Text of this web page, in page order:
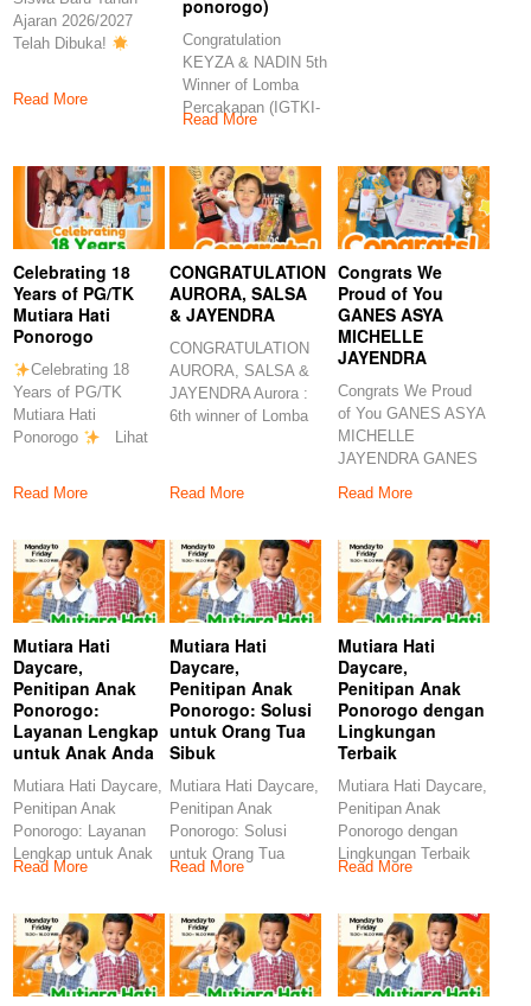
Ajaran 2026/2027
Telah Dibuka!
Read More
ponorogo)
Congratulation
KEYZA & NADIN 5th
Winner of Lomba
Percakapan (IGTKI-
PGRI ponorogo)
Read More
Celebrating 18
Years of PG/TK
Mutiara Hati
Ponorogo
Celebrating 18
Years of PG/TK
Mutiara Hati
Ponorogo
Lihat
Read More
CONGRATULATION
AURORA, SALSA
& JAYENDRA
CONGRATULATION
AURORA, SALSA &
JAYENDRA Aurora :
6th winner of Lomba
Read More
Congrats We
Proud of You
GANES ASYA
MICHELLE
JAYENDRA
Congrats We Proud
of You GANES ASYA
MICHELLE
JAYENDRA GANES
Read More
Mutiara Hati
Daycare,
Penitipan Anak
Ponorogo:
Layanan Lengkap
untuk Anak Anda
Mutiara Hati Daycare,
Penitipan Anak
Ponorogo: Layanan
Lengkap untuk Anak
Anda Pendahuluan
Read More
Mutiara Hati
Daycare,
Penitipan Anak
Ponorogo: Solusi
untuk Orang Tua
Sibuk
Mutiara Hati Daycare,
Penitipan Anak
Ponorogo: Solusi
untuk Orang Tua
Sibuk Di era modern
Read More
Mutiara Hati
Daycare,
Penitipan Anak
Ponorogo dengan
Lingkungan
Terbaik
Mutiara Hati Daycare,
Penitipan Anak
Ponorogo dengan
Lingkungan Terbaik
Ponorogo adalah
Read More